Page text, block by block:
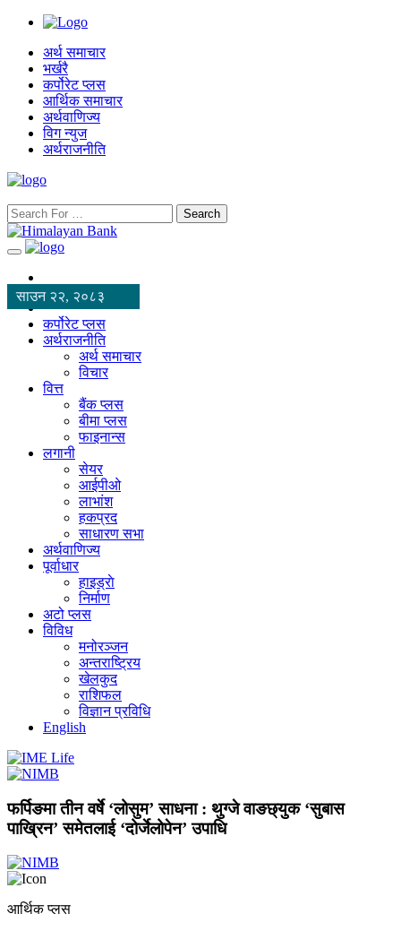
अर्थ समाचार
भर्खरै
कर्पोरेट प्लस
आर्थिक समाचार
अर्थवाणिज्य
विग न्युज
अर्थराजनीति
Search
साउन २२, २०८३
कर्पोरेट प्लस
अर्थराजनीति
अर्थ समाचार
विचार
वित्त
बैंक प्लस
बीमा प्लस
फाइनान्स
लगानी
सेयर
आईपीओ
लाभांश
हकप्रद
साधारण सभा
अर्थवाणिज्य
पूर्वाधार
हाइड्राे
निर्माण
अटो प्लस
विविध
मनोरञ्जन
अन्तराष्ट्रिय
खेलकुद
राशिफल
विज्ञान प्रविधि
English
फर्पिङमा तीन वर्षे ‘लोसुम’ साधना : थुग्जे वाङछ्युक ‘सुबास
पाख्रिन’ समेतलाई ‘दोर्जेलोपेन’ उपाधि
आर्थिक प्लस